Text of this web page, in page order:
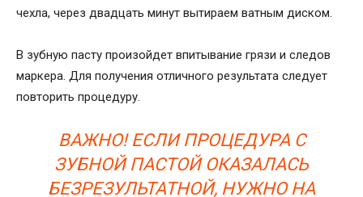
чехла, через двадцать минут вытираем ватным диском.
В зубную пасту произойдет впитывание грязи и следов
маркера. Для получения отличного результата следует
повторить процедуру.
ВАЖНО! ЕСЛИ ПРОЦЕДУРА С
ЗУБНОЙ ПАСТОЙ ОКАЗАЛАСЬ
БЕЗРЕЗУЛЬТАТНОЙ, НУЖНО НА